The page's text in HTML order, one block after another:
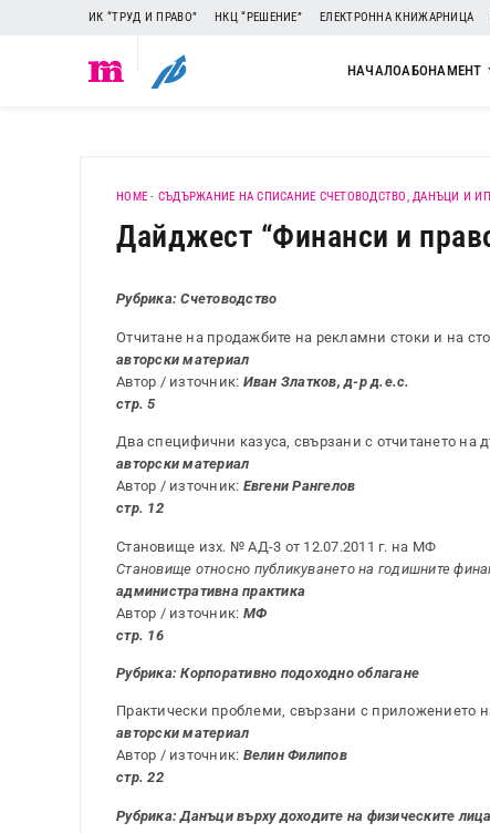
ИК “ТРУД И ПРАВО” НКЦ “РЕШЕНИЕ” ЕЛЕКТРОННА КНИЖАРНИЦА
НАЧАЛОАБОНАМЕНТ
HOME - СЪДЪРЖАНИЕ НА СПИСАНИЕ СЧЕТОВОДСТВО, ДАНЪЦИ И
Дайджест “Финанси и
Рубрика: Счетоводство
Отчитане на продажбите на рекламни стоки и на
авторски материал
Автор / източник: Иван Златков, д-р д.е.с.
стр. 5
Два специфични казуса, свързани с отчитането на
авторски материал
Автор / източник: Евгени Рангелов
стр. 12
Становище изх. № АД-3 от 12.07.2011 г. на МФ
Становище относно публикуването на годишните
административна практика
Автор / източник: МФ
стр. 16
Рубрика: Корпоративно подоходно облагане
Практически проблеми, свързани с приложението
авторски материал
Автор / източник: Велин Филипов
стр. 22
Рубрика: Данъци върху доходите на физическите лица